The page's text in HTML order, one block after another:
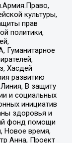
культуры,
прав
политики,
Хасдей
развитию
В защиту
и социальных
инициатив
здоровья и
фонд помощи
Новое время,
Анна, Проект